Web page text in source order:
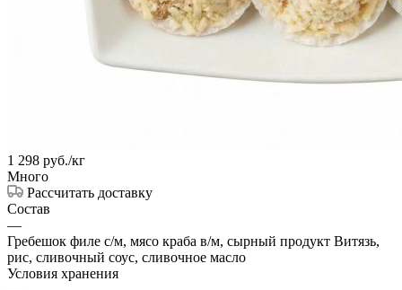
1 298 руб./кг
Много
Рассчитать доставку
Состав
—
Гребешок филе с/м, мясо краба в/м, сырный продукт Витязь,
рис, сливочный соус, сливочное масло
Условия хранения